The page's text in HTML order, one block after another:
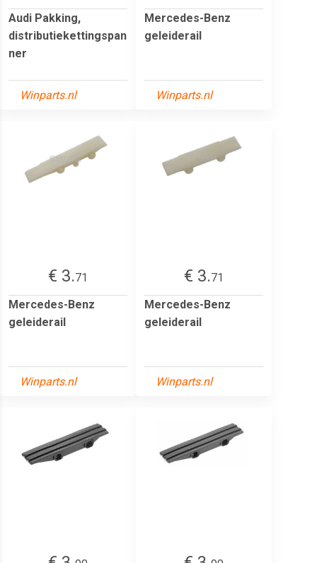
Audi Pakking,
distributiekettingspan
ner
Winparts.nl
Mercedes-Benz
geleiderail
Winparts.nl
€ 3.71
Mercedes-Benz
geleiderail
Winparts.nl
€ 3.71
Mercedes-Benz
geleiderail
Winparts.nl